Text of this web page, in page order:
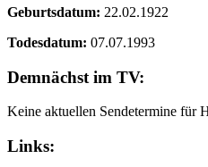
Geburtsdatum: 22.02.1922
Todesdatum: 07.07.1993
Demnächst im TV:
Keine aktuellen Sendetermine für
Links: